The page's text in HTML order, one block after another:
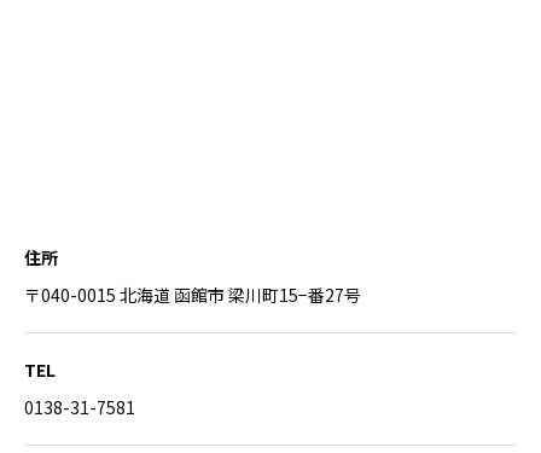
住所
〒040-0015 北海道 函館市 梁川町15−番27号
TEL
0138-31-7581